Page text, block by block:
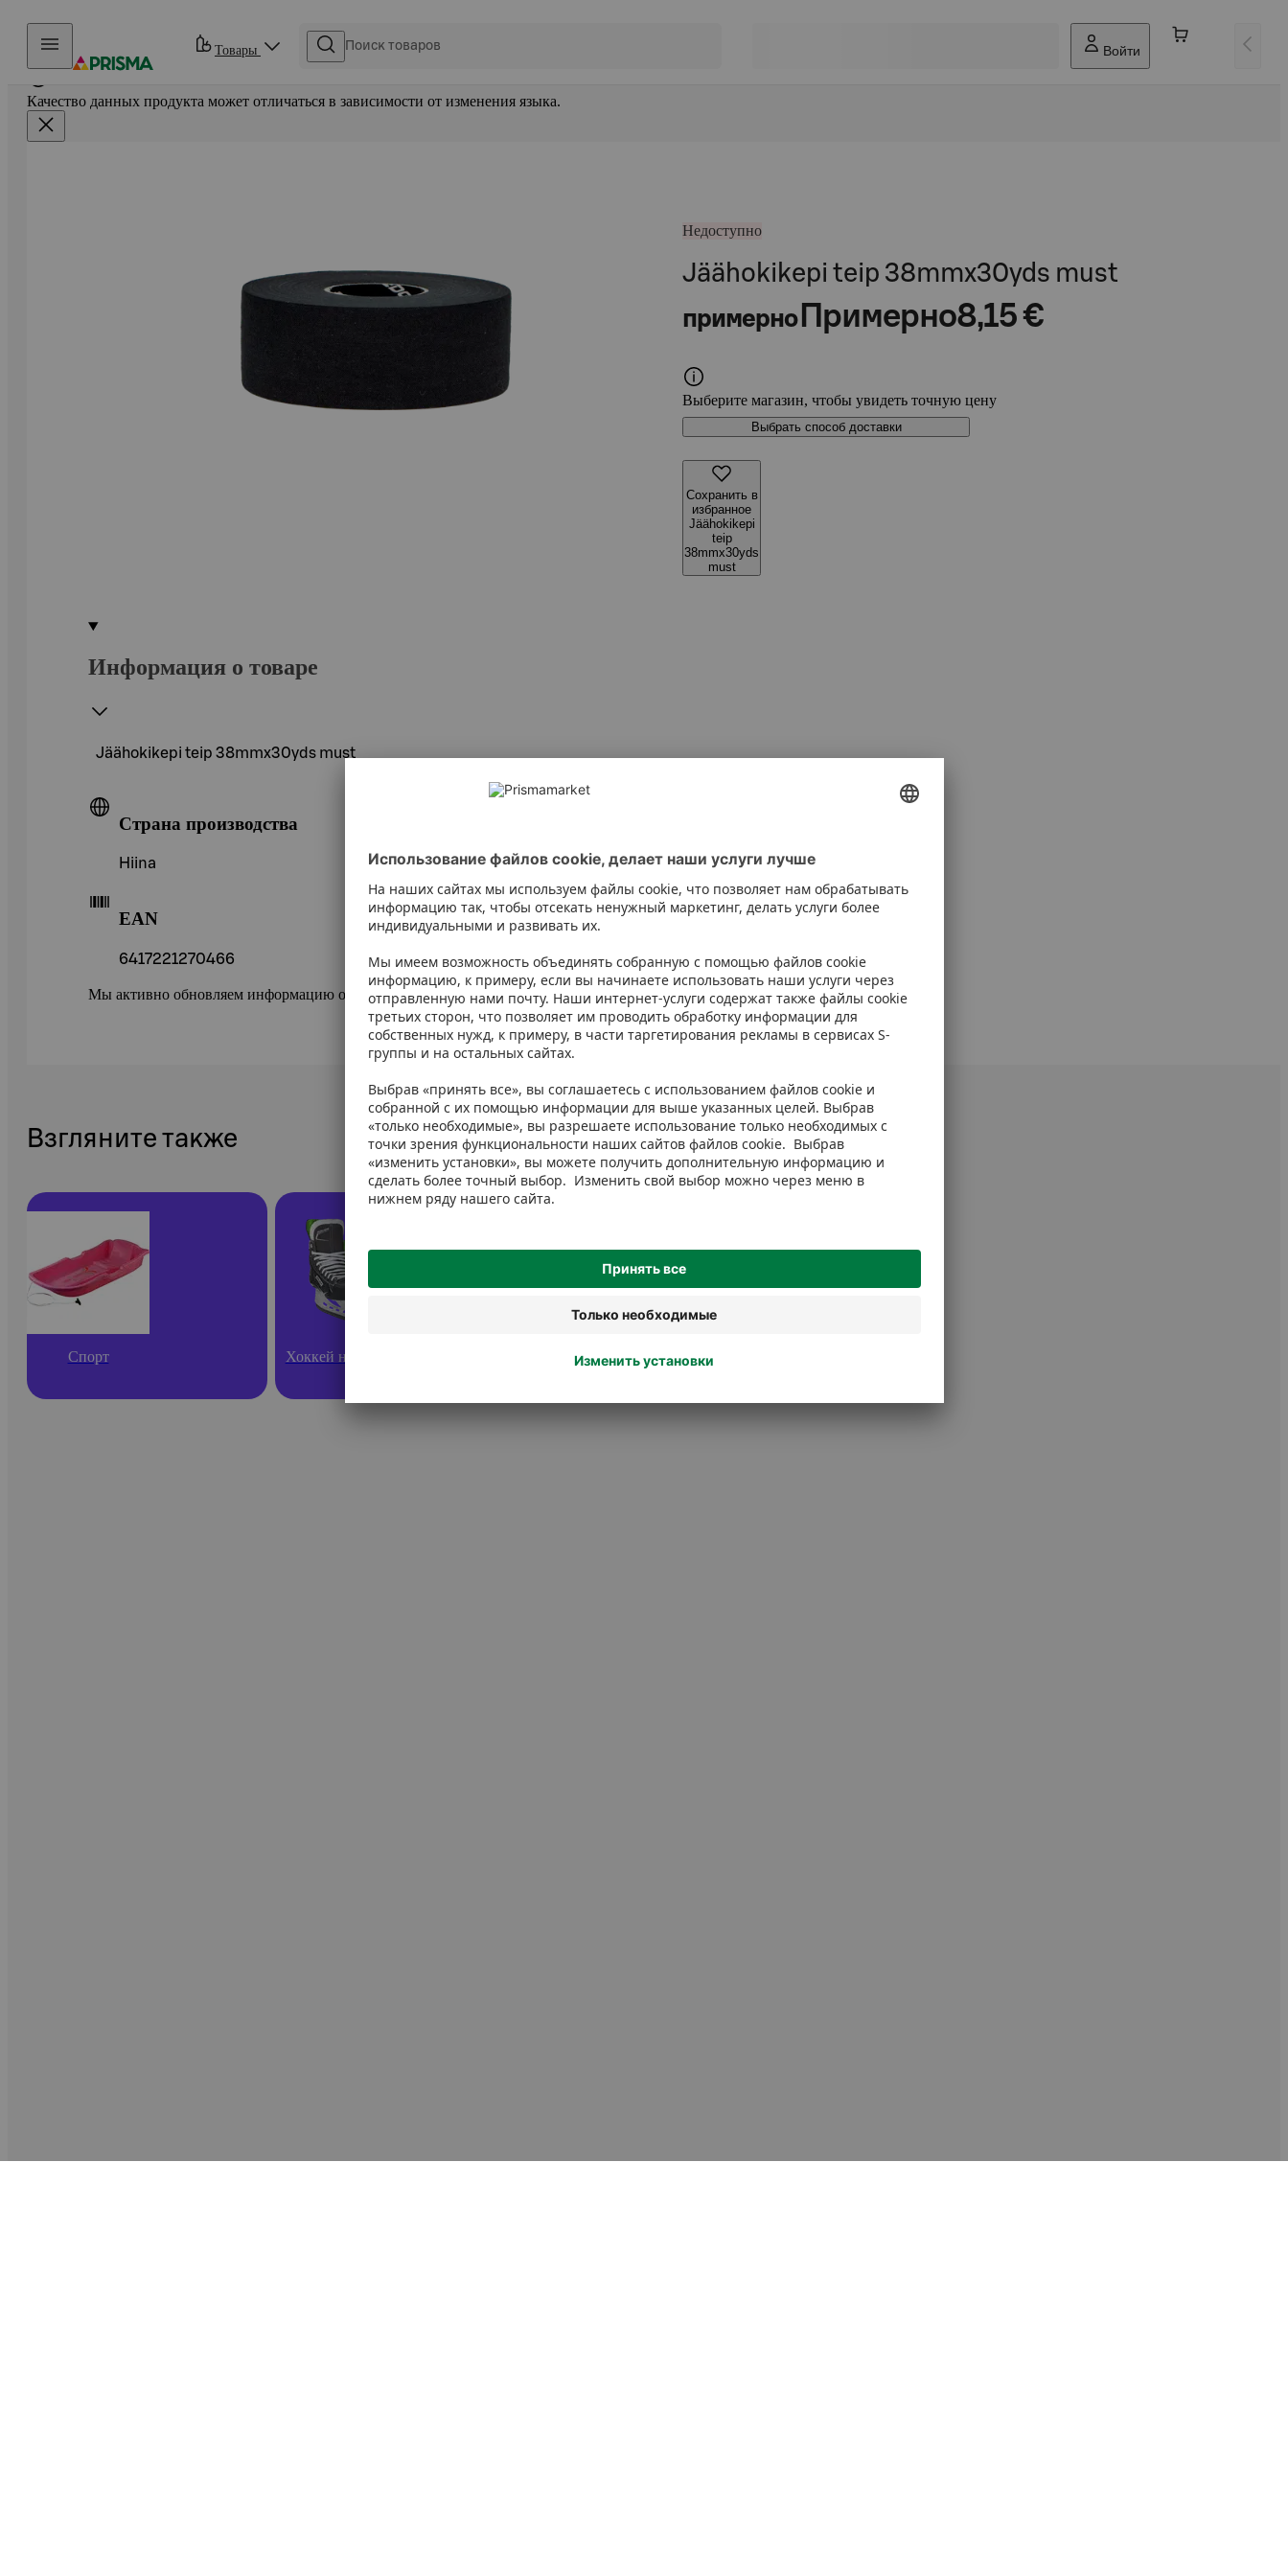
Прыгать в контент
Товары Войти
Качество данных продукта может отличаться в зависимости от изменения языка.
Недоступно
Jäähokikepi teip 38mmx30yds must
примерно Примерно8,15 €
Выберите магазин, чтобы увидеть точную цену
Выбрать способ доставки
Сохранить в
избранное
Jäähokikepi
teip
38mmx30yds
must
Информация о товаре
Jäähokikepi teip 38mmx30yds must
Страна производства
Hiina
EAN
6417221270466
Мы активно обновляем информацию о товарах в ePrisma. Однако мы рекомендуем всегда проверять ингредиенты на упаковке.
Взгляните также
Спорт Хоккей на льду Аксессуары для хоккея